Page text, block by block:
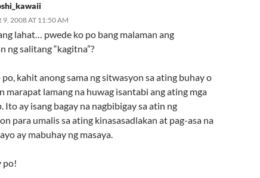
9, 2008 AT 11:50 AM
lahat… pwede ko po bang malaman ang
ng salitang “kagitna”?
kahit anong sama ng sitwasyon sa ating buhay o
marapat lamang na huwag isantabi ang ating mga
Ito ay isang bagay na nagbibigay sa atin ng
para umalis sa ating kinasasadlakan at pag-asa na
ay mabuhay ng masaya.
po!